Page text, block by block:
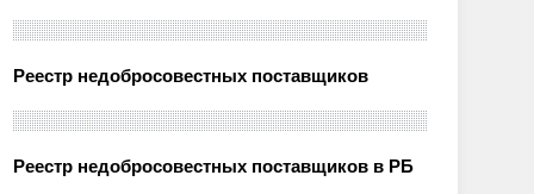
Реестр недобросовестных поставщиков
Реестр недобросовестных поставщиков в РБ